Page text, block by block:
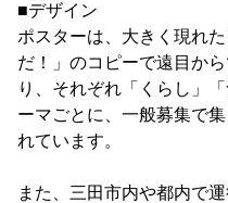
■デザイン
ポスターは、大きく現れ
だ！」のコピーで遠目か
り、それぞれ「くらし」
ーマごとに、一般募集で
れています。
また、三田市内や都内で